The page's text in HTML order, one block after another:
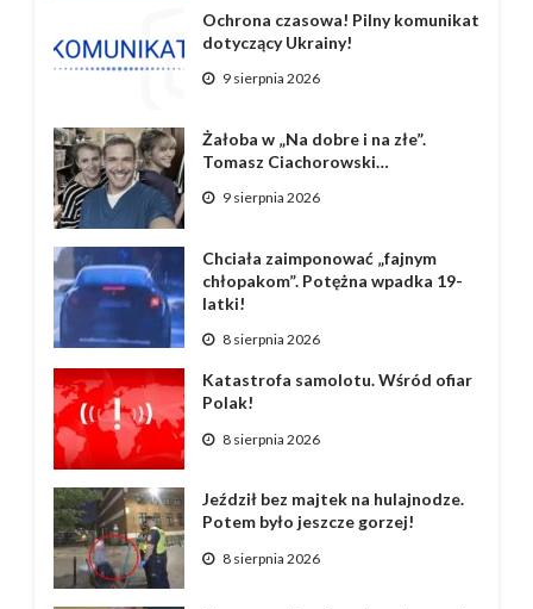
Ochrona czasowa! Pilny komunikat
dotyczący Ukrainy!
9 sierpnia 2026
Żałoba w „Na dobre i na złe”.
Tomasz Ciachorowski…
9 sierpnia 2026
Chciała zaimponować „fajnym
chłopakom”. Potężna wpadka 19-
latki!
8 sierpnia 2026
Katastrofa samolotu. Wśród ofiar
Polak!
8 sierpnia 2026
Jeździł bez majtek na hulajnodze.
Potem było jeszcze gorzej!
8 sierpnia 2026